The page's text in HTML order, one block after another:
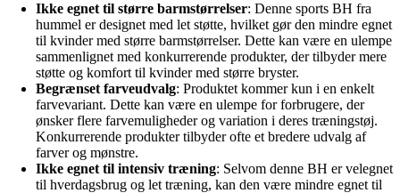
Ikke egnet til større barmstørrelser: Denne sports BH fra
hummel er designet med let støtte, hvilket gør den mindre egnet
til kvinder med større barmstørrelser. Dette kan være en ulempe
sammenlignet med konkurrerende produkter, der tilbyder mere
støtte og komfort til kvinder med større bryster.
Begrænset farveudvalg: Produktet kommer kun i en enkelt
farvevariant. Dette kan være en ulempe for forbrugere, der
ønsker flere farvemuligheder og variation i deres træningstøj.
Konkurrerende produkter tilbyder ofte et bredere udvalg af
farver og mønstre.
Ikke egnet til intensiv træning: Selvom denne BH er velegnet
til hverdagsbrug og let træning, kan den være mindre egnet til